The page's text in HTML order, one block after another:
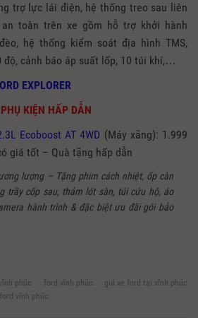
trợ lực lái điện, hệ thống treo sau liên
toàn trên xe gồm hỗ trợ khởi hành
hệ thống kiểm soát địa hình TMS,
độ, cảnh báo áp suất lốp, 10 túi khí,…
EXPLORER
KIỆN HẤP DẪN
Ecoboost AT 4WD (Máy xăng): 1.999
giá tốt – Quà tặng hấp dẫn
lượng – Tặng phim cách nhiệt, ốp càn
trầy cốp sau, thảm lót sàn, túi cứu hộ, áo
hành trình & đặc biệt ưu đãi gói bảo
phúc ford vĩnh phúc
giá xe ford tại vĩnh phúc
vĩnh phúc